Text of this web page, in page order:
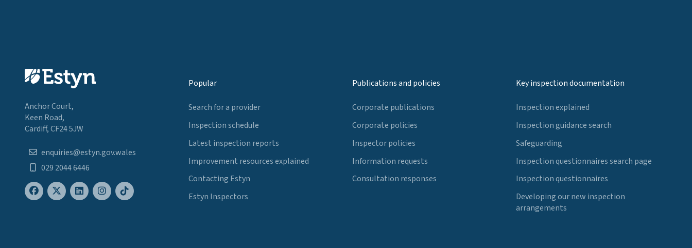
Anchor Court,
Keen Road,
Cardiff, CF24 5JW
enquiries@estyn.gov.wales
029 2044 6446
Popular
Search for a provider
Inspection schedule
Latest inspection reports
Improvement resources explained
Contacting Estyn
Estyn Inspectors
Publications and policies
Corporate publications
Corporate policies
Inspector policies
Information requests
Consultation responses
Key inspection documentation
Inspection explained
Inspection guidance search
Safeguarding
Inspection questionnaires search page
Inspection questionnaires
Developing our new inspection
arrangements